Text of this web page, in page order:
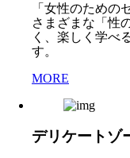
「女性のための
さまざまな「性
く、楽しく学べ
す。
MORE
デリケートゾ